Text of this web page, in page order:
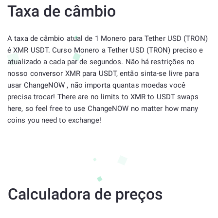
Taxa de câmbio
A taxa de câmbio atual de 1 Monero para Tether USD (TRON)
é XMR USDT. Curso Monero a Tether USD (TRON) preciso e
atualizado a cada par de segundos. Não há restrições no
nosso conversor XMR para USDT, então sinta-se livre para
usar ChangeNOW , não importa quantas moedas você
precisa trocar! There are no limits to XMR to USDT swaps
here, so feel free to use ChangeNOW no matter how many
coins you need to exchange!
Calculadora de preços